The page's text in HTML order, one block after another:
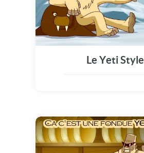
Le Yeti Style